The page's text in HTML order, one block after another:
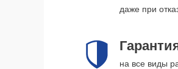
даже при
на все виды